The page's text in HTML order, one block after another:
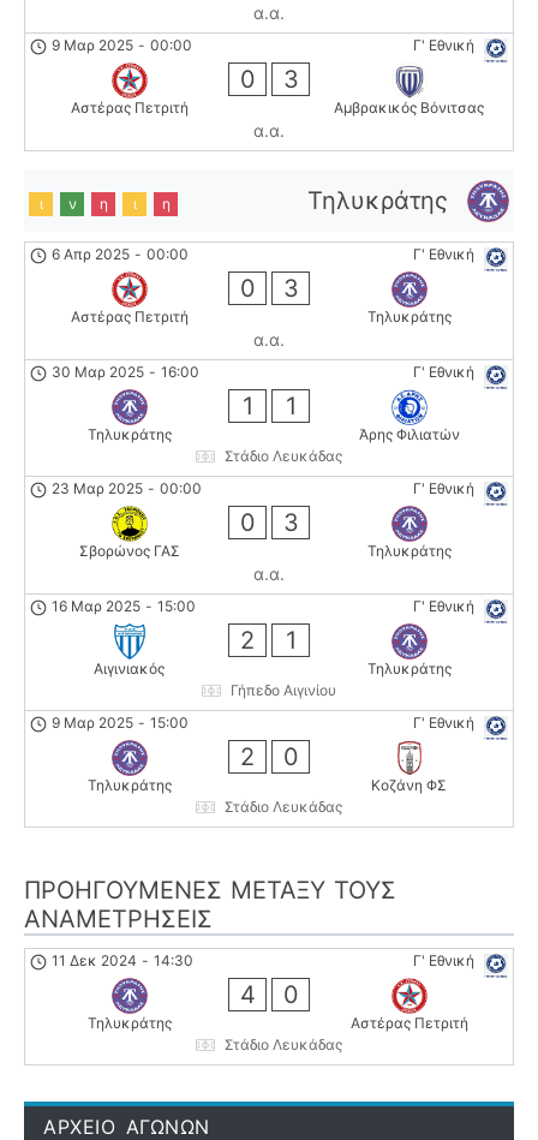
α.α.
Γ' Εθνική
9 Μαρ 2025 - 00:00
Αστέρας Πετριτή
0 3
Αμβρακικός Βόνιτσας
α.α.
Τηλυκράτης
ι ν η ι η
Γ' Εθνική
6 Απρ 2025 - 00:00
Αστέρας Πετριτή
0 3
Τηλυκράτης
α.α.
Γ' Εθνική
30 Μαρ 2025 - 16:00
Τηλυκράτης
1 1
Άρης Φιλιατών
Στάδιο Λευκάδας
Γ' Εθνική
23 Μαρ 2025 - 00:00
Σβορώνος ΓΑΣ
0 3
Τηλυκράτης
α.α.
Γ' Εθνική
16 Μαρ 2025 - 15:00
Αιγινιακός
2 1
Τηλυκράτης
Γήπεδο Αιγινίου
Γ' Εθνική
9 Μαρ 2025 - 15:00
Τηλυκράτης
2 0
Κοζάνη ΦΣ
Στάδιο Λευκάδας
ΠΡΟΗΓΟΎΜΕΝΕΣ ΜΕΤΑΞΎ ΤΟΥΣ
ΑΝΑΜΕΤΡΉΣΕΙΣ
Γ' Εθνική
11 Δεκ 2024 - 14:30
Τηλυκράτης
4 0
Αστέρας Πετριτή
Στάδιο Λευκάδας
ΑΡΧΕΙΟ ΑΓΩΝΩΝ